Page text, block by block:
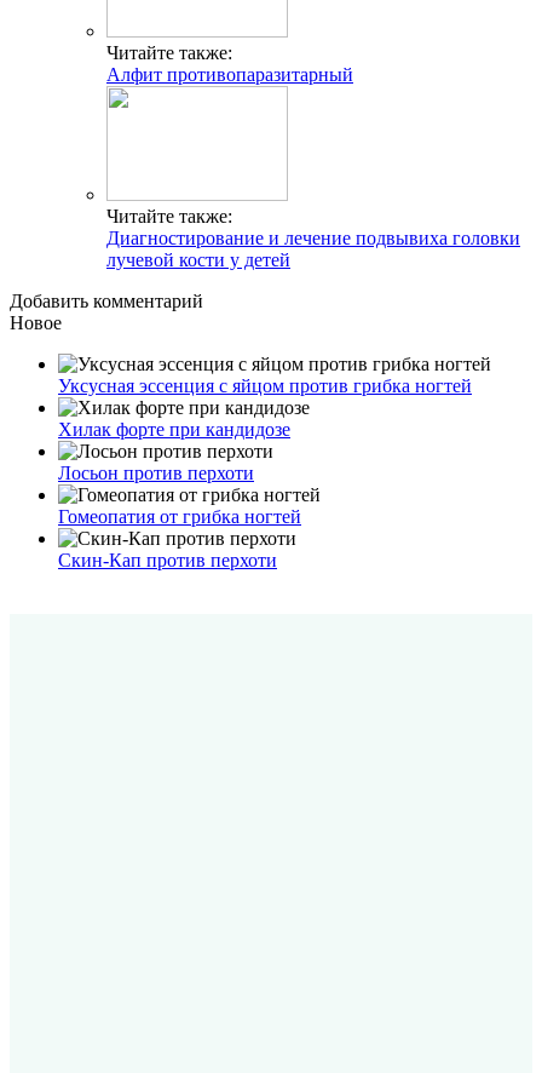
Читайте также:
Алфит противопаразитарный
Читайте также:
Диагностирование и лечение подвывиха головки
лучевой кости у детей
Добавить комментарий
Новое
Уксусная эссенция с яйцом против грибка ногтей
Хилак форте при кандидозе
Лосьон против перхоти
Гомеопатия от грибка ногтей
Скин-Кап против перхоти